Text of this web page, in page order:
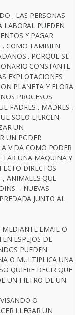
, LAS PERSONAS
LABORAL PUEDEN
Y PAGAR
. COMO TAMBIEN
. PORQUE SE
CONSTANTE
EXPLOTACIONES
PLANETA Y FLORA
PROCESOS
PADRES , MADRES ,
SOLO EJERCEN
UN
UN PODER
VIDA COMO PODER
UNA MAQUINA Y
DIRECTOS
, ANIMALES QUE
= NUEVAS
JUNTO AL
MEDIANTE EMAIL O
ESPEJOS DE
PUEDEN
O MULTIPLICA UNA
QUIERE DECIR QUE
UN FILTRO DE UN
O
LLEGAR UN